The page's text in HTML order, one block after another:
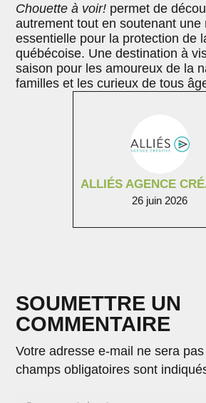
ALLIÉS AGENCE
26 juin 2026
Chouette à voir! permet de
autrement tout en soutenant une
essentielle pour la protection de
québécoise. Une destination à
saison pour les amoureux de la
familles et les curieux de tous
SOUMETTRE UN
COMMENTAIRE
Votre adresse e-mail ne sera
champs obligatoires sont